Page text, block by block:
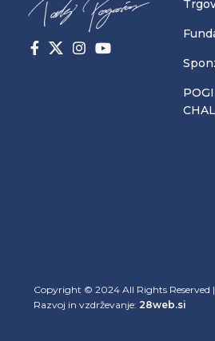
POGI
Copyright © 2024 All Rights Reserved |
Razvoj in vzdrževanje: 28web.si